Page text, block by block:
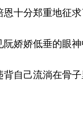
十分郑重地征求
娇娇低垂的眼神
自己流淌在骨